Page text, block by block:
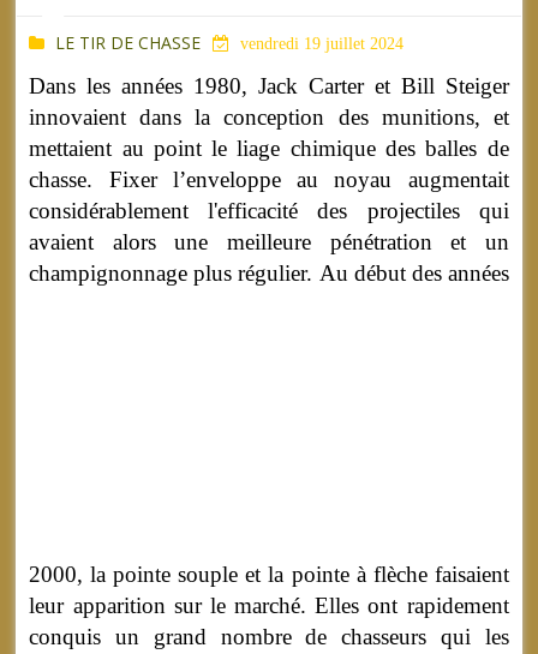
LE TIR DE CHASSE vendredi 19 juillet 2024
Dans les années 1980, Jack Carter et Bill Steiger
innovaient dans la conception des munitions, et
mettaient au point le liage chimique des balles de
chasse. Fixer l’enveloppe au noyau augmentait
considérablement l'efficacité des projectiles qui
avaient alors une meilleure pénétration et un
champignonnage plus régulier. Au début des années
2000, la pointe souple et la pointe à flèche faisaient
leur apparition sur le marché. Elles ont rapidement
conquis un grand nombre de chasseurs qui les